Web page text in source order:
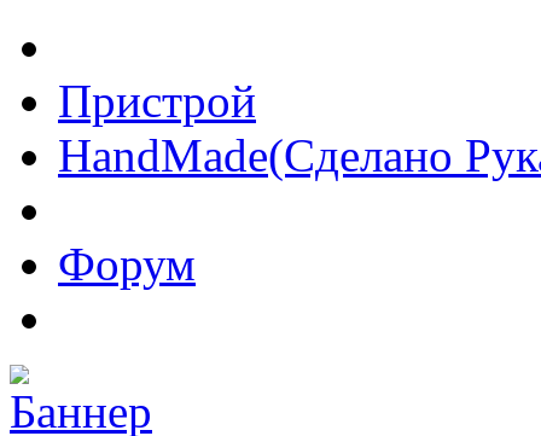
Пристрой
HandMade(Сделано
Форум